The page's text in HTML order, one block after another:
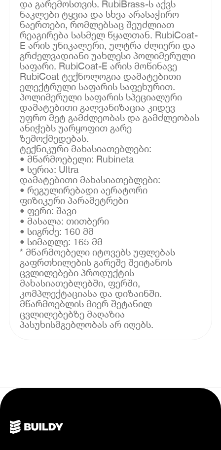
და გარემოსთვის. RubiBrass-ს აქვს
ნაკლები ტყვია და სხვა არასაჭირო
ნაერთები, რომლებსაც შეუძლიათ
რეაგირება სასმელ წყალთან. RubiCoat-
E არის უნიკალური, ულტრა ძლიერი და
გრძელვადიანი უახლესი პოლიმერული
საფარი. RubiCoat-E არის მოწინავე
RubiCoat ტექნოლოგია დამატებითი
ელექტრული საფარის საფეხურით.
პოლიმერული საფარის სპეციალური
დამატებითი გალვანიზაცია კიდევ
უფრო მეტ გამძლეობას და გამძლეობას
ანიჭებს უარყოფით გარე
ზემოქმედებას.
ტექნიკური მახასიათებლები:
• მწარმოებელი: Rubineta
• სერია: Ultra
დამატებითი მახასიათებლები:
• რეგულირებადი აერატორი
ფიზიკური პარამეტრები
• ფერი: შავი
• მასალა: თითბერი
• სიგრძე: 160 მმ
• სიმაღლე: 165 მმ
* მწარმოებელი იტოვებს უფლებას
გაფრთხილების გარეშე შეიტანოს
ცვლილებები პროდუქტის
მახასიათებლებში, ფერში,
კომპლექტაციასა და დიზაინში.
მწარმოებლის მიერ შეტანილ
ცვლილებებზე მაღაზია
პასუხისმგებლობას არ იღებს.